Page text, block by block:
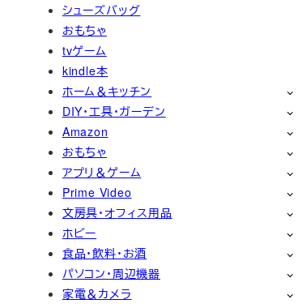
シューズバッグ
おもちゃ
tvゲーム
kindle本
ホーム＆キッチン
DIY・工具・ガーデン
Amazon
おもちゃ
アプリ＆ゲーム
Prime Video
文房具・オフィス用品
ホビー
食品・飲料・お酒
パソコン・周辺機器
家電＆カメラ